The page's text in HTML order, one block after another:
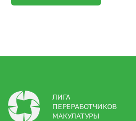
ЛИГА
ПЕРЕРАБОТЧИКОВ
МАКУЛАТУРЫ